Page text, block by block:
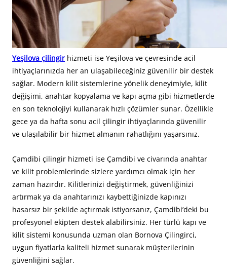
Yeşilova çilingir hizmeti ise Yeşilova ve çevresinde acil
ihtiyaçlarınızda her an ulaşabileceğiniz güvenilir bir destek
sağlar. Modern kilit sistemlerine yönelik deneyimiyle, kilit
değişimi, anahtar kopyalama ve kapı açma gibi hizmetlerde
en son teknolojiyi kullanarak hızlı çözümler sunar. Özellikle
gece ya da hafta sonu acil çilingir ihtiyaçlarında güvenilir
ve ulaşılabilir bir hizmet almanın rahatlığını yaşarsınız.
Çamdibi çilingir hizmeti ise Çamdibi ve civarında anahtar
ve kilit problemlerinde sizlere yardımcı olmak için her
zaman hazırdır. Kilitlerinizi değiştirmek, güvenliğinizi
artırmak ya da anahtarınızı kaybettiğinizde kapınızı
hasarsız bir şekilde açtırmak istiyorsanız, Çamdibi’deki bu
profesyonel ekipten destek alabilirsiniz. Her türlü kapı ve
kilit sistemi konusunda uzman olan Bornova Çilingirci,
uygun fiyatlarla kaliteli hizmet sunarak müşterilerinin
güvenliğini sağlar.